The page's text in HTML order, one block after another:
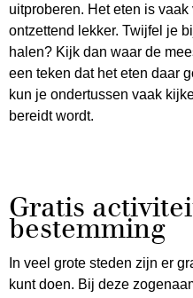
uitproberen. Het eten is
ontzettend lekker. Twijfel je
halen? Kijk dan waar de
een teken dat het eten daar
kun je ondertussen vaak
bereidt wordt.
Gratis
bestemming
In veel grote steden zijn er
kunt doen. Bij deze